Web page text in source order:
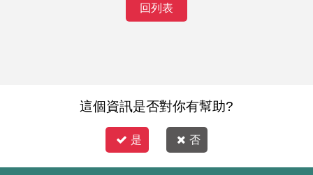
回列表
這個資訊是否對你有幫助?
是 否